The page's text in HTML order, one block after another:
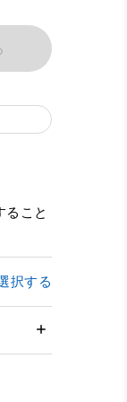
ること
択する